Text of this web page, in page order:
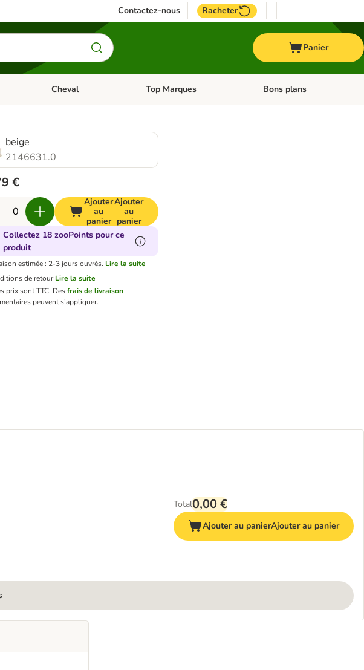
Contactez-nous Racheter
Panier
Poisson
Dérouler les catégories: Oiseau
Cheval Dérouler les catégories: Cheval
Top Marques Dérouler les catégories: Top
Bons plans
beige
2146631.0
€
Ajouter
au
panier
Ajouter
au
panier
Collectez 18 zooPoints pour ce
produit
estimée : 2-3 jours ouvrés. Lire la suite
de retour Lire la suite
prix sont TTC. Desfrais de livraison
peuvent s’appliquer.
Total0,00 €
Ajouter au panierAjouter au panier